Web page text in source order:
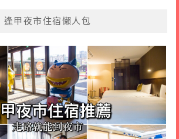
逢甲夜市住宿懶人包